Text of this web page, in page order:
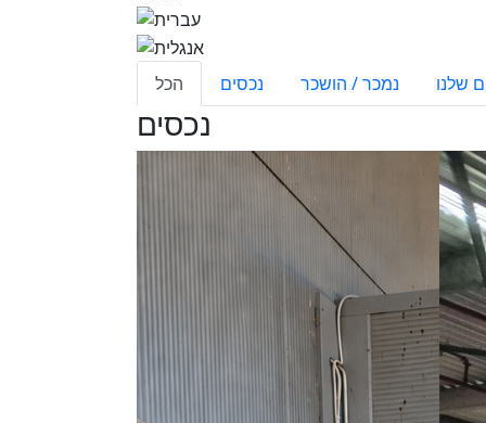
הכל נכסים נמכר / הושכר שלנו
נכסים